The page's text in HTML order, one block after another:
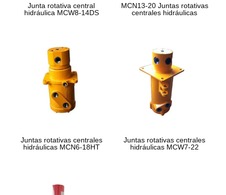
Junta rotativa central
hidráulica MCW8-14DS
MCN13-20 Juntas rotativas
centrales hidráulicas
Juntas rotativas centrales
hidráulicas MCN6-18HT
Juntas rotativas centrales
hidráulicas MCW7-22